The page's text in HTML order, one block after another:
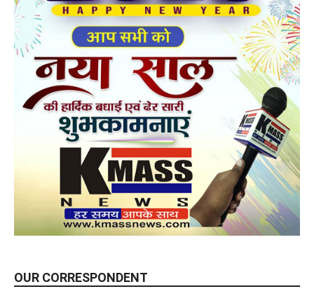
OUR CORRESPONDENT